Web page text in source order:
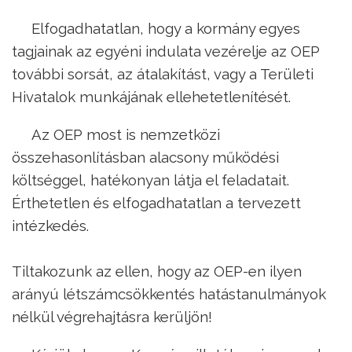
Elfogadhatatlan, hogy a kormány egyes
tagjainak az egyéni indulata vezérelje az OEP
további sorsát, az átalakítást, vagy a Területi
Hivatalok munkájának ellehetetlenítését.
Az OEP most is nemzetközi
összehasonlításban alacsony működési
költséggel, hatékonyan látja el feladatait.
Érthetetlen és elfogadhatatlan a tervezett
intézkedés.
Tiltakozunk az ellen, hogy az OEP-en ilyen
arányú létszámcsökkentés hatástanulmányok
nélkül végrehajtásra kerüljön!